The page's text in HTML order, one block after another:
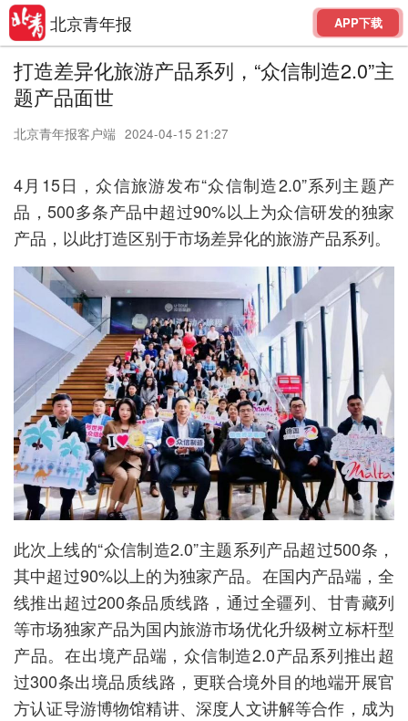
北京青年报 APP下载
打造差异化旅游产品系列，“众信制造2.0”主
题产品面世
北京青年报客户端 2024-04-15 21:27
4月15日，众信旅游发布“众信制造2.0”系列主题产
品，500多条产品中超过90%以上为众信研发的独家
产品，以此打造区别于市场差异化的旅游产品系列。
此次上线的“众信制造2.0”主题系列产品超过500条，
其中超过90%以上的为独家产品。在国内产品端，全
线推出超过200条品质线路，通过全疆列、甘青藏列
等市场独家产品为国内旅游市场优化升级树立标杆型
产品。在出境产品端，众信制造2.0产品系列推出超
过300条出境品质线路，更联合境外目的地端开展官
方认证导游博物馆精讲、深度人文讲解等合作，成为